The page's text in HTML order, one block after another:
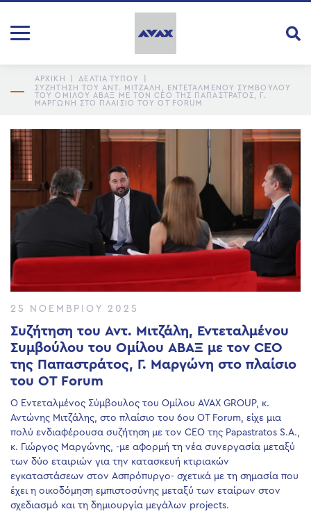
ΑΡΧΙΚΗ ΔΕΛΤΙΑ ΤΥΠΟΥ
ΣΥΖΉΤΗΣΗ ΤΟΥ ΑΝΤ. ΜΙΤΖΆΛΗ, ΕΝΤΕΤΑΛΜΈΝΟΥ ΣΥΜΒΟΎΛΟΥ
ΤΟΥ ΟΜΊΛΟΥ ΑΒΑΞ ΜΕ ΤΟΝ CEO ΤΗΣ ΠΑΠΑΣΤΡΆΤΟΣ, Γ.
ΜΑΡΓΏΝΗ ΣΤΟ ΠΛΑΊΣΙΟ ΤΟΥ ΟΤ FORUM
25 ΝΟΕΜΒΡΊΟΥ 2025
Συζήτηση του Αντ. Μιτζάλη, Εντεταλμένου
Συμβούλου του Ομίλου ΑΒΑΞ με τον CEO
της Παπαστράτος, Γ. Μαργώνη στο πλαίσιο
του ΟΤ Forum
Ο Εντεταλμένος Σύμβουλος του Ομίλου AVAX GROUP, κ.
Αντώνης Μιτζάλης, στο πλαίσιο του 6ου OT Forum, είχε μια
πολύ ενδιαφέρουσα συζήτηση με τον CEO της Papastratos S.A.,
κ. Γιώργος Μαργώνης, -με αφορμή τη νέα συνεργασία μεταξύ
των δύο εταιριών για την κατασκευή κτιριακών
εγκαταστάσεων στον Ασπρόπυργο- σχετικά με τη σημασία που
έχει η οικοδόμηση εμπιστοσύνης μεταξύ των εταίρων στον
σχεδιασμό και τη δημιουργία μεγάλων projects.